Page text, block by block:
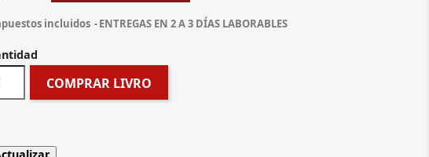
incluidos ENTREGAS EN 2 A 3 DÍAS LABORABLES
COMPRAR LIVRO